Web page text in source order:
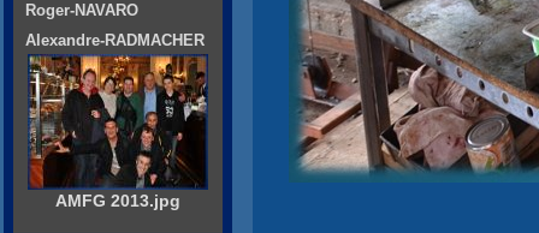
Roger-NAVARO
Alexandre-RADMACHER
AMFG 2013.jpg